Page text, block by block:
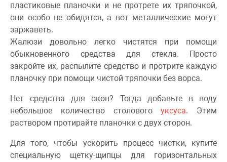
пластиковые планочки и не протрете их тряпочкой,
они особо не обидятся, а вот металлические могут
заржаветь.
Жалюзи довольно легко чистятся при помощи
обыкновенного средства для стекла. Просто
закройте их, распылите средство и протрите каждую
планочку при помощи чистой тряпочки без ворса.
Нет средства для окон? Тогда добавьте в воду
небольшое количество столовогоуксуса. Этим
раствором протирайте планочки с двух сторон.
Для того, чтобы ускорить процесс чистки, купите
специальную щетку-щипцы для горизонтальных